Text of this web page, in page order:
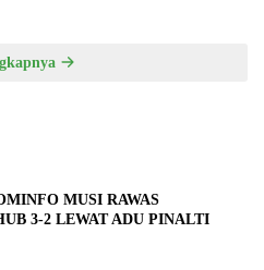
MUSI RAWAS
3-2 LEWAT ADU PINALTI